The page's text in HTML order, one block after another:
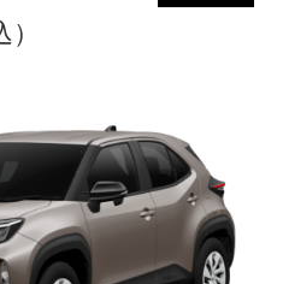
）